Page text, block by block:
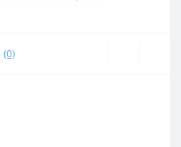
(0)